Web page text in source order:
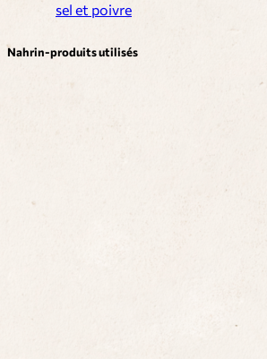
sel et poivre
Nahrin-produits utilisés